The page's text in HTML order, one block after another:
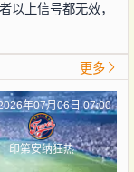
以上信号都无效，
更多
年07月06日 07:00
印第安纳狂热